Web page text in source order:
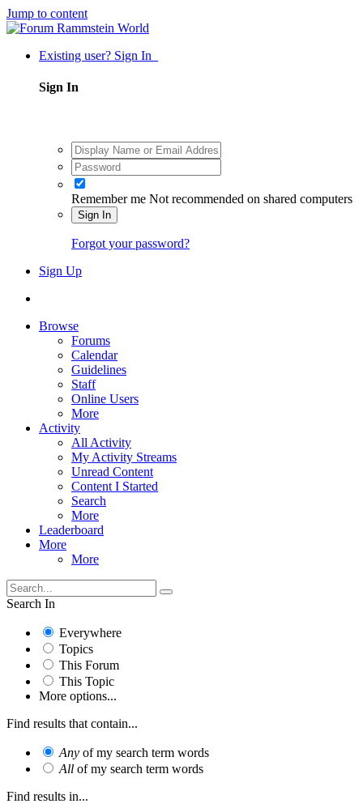
Jump to content
Existing user? Sign In
Sign In
Remember me Not recommended on shared computers
Sign In
Forgot your password?
Sign Up
Browse
Forums
Calendar
Guidelines
Staff
Online Users
More
Activity
All Activity
My Activity Streams
Unread Content
Content I Started
Search
More
Leaderboard
More
More
Search In
Everywhere
Topics
This Forum
This Topic
More options...
Find results that contain...
Any of my search term words
All of my search term words
Find results in...